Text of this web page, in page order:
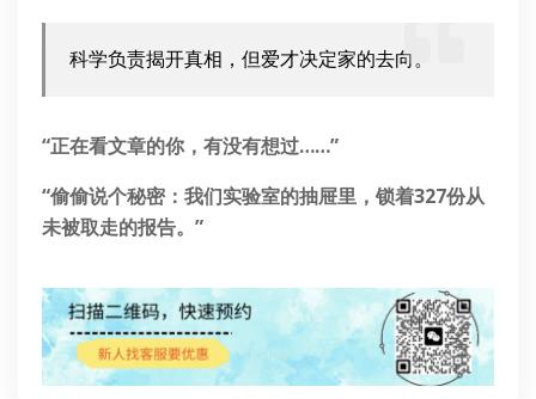
科学负责揭开真相，但爱才决定家的去向。
“正在看文章的你，有没有想过……”
“偷偷说个秘密：我们实验室的抽屉里，锁着327份从
未被取走的报告。”